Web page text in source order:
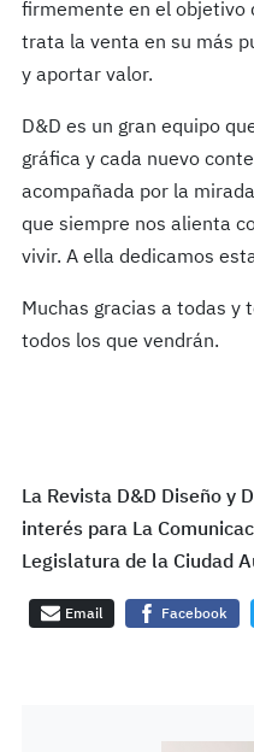
firmemente en el objetivo
trata la venta en su más
y aportar valor.
D&D es un gran equipo
gráfica y cada nuevo
acompañada por la
que siempre nos alienta
vivir. A ella dedicamos
Muchas gracias a todas y
todos los que vendrán.
La Revista D&D Diseño y
interés para La
Legislatura de la Ciudad
Email Facebook